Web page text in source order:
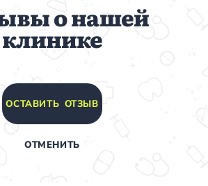
о нашей
клинике
ОСТАВИТЬ ОТЗЫВ
ОТМЕНИТЬ